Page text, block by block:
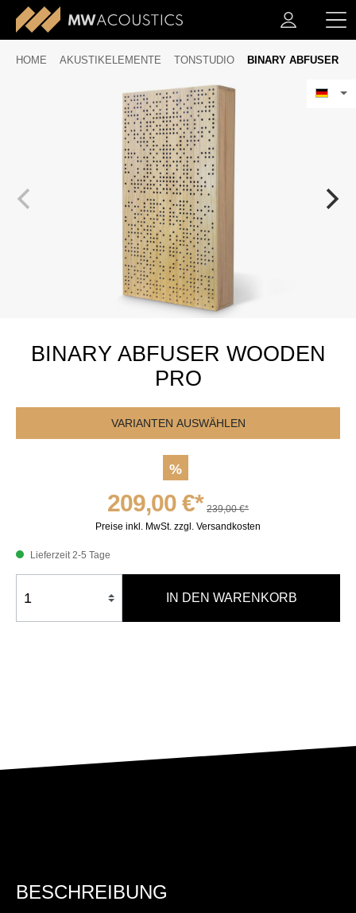
HOME AKUSTIKELEMENTE TONSTUDIO BINARY ABFUSER
BINARY ABFUSER WOODEN
PRO
VARIANTEN AUSWÄHLEN
%
209,00 €* 239,00 €*
Preise inkl. MwSt. zzgl. Versandkosten
Lieferzeit 2-5 Tage
IN DEN WARENKORB
BESCHREIBUNG